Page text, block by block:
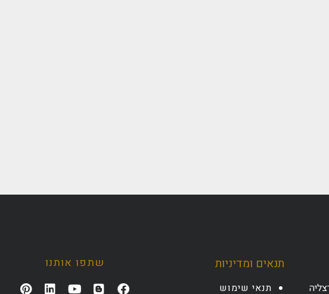
צפוני, ת.ד 12425, הרצליה
תנאים ומדיניות
תנאי שימוש
שתפו אותנו